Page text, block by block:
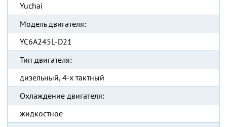
Yuchai
Модель двигателя:
YC6A245L-D21
Тип двигателя:
дизельный, 4-х тактный
Охлаждение двигателя:
жидкостное